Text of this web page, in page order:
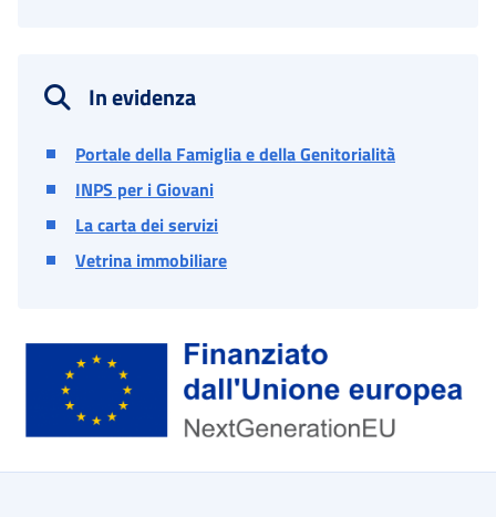
In evidenza
Portale della Famiglia e della Genitorialità
INPS per i Giovani
La carta dei servizi
Vetrina immobiliare